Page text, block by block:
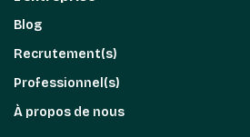
Blog
Recrutement(s)
Professionnel(s)
À propos de nous